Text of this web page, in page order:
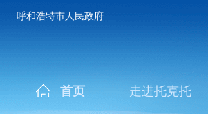
呼和浩特市人民政府
首页 走进托克托